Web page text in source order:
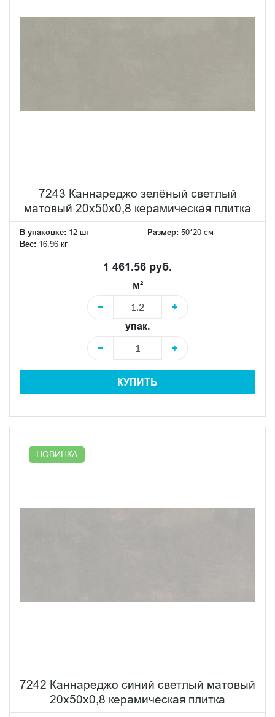
7243 Каннареджо зелёный светлый
матовый 20x50x0,8 керамическая плитка
В упаковке: 12 шт Размер: 50*20 см
Вес: 16.96 кг
1 461.56 руб.
м²
−
+
упак.
−
+
КУПИТЬ
НОВИНКА
7242 Каннареджо синий светлый матовый
20x50x0,8 керамическая плитка